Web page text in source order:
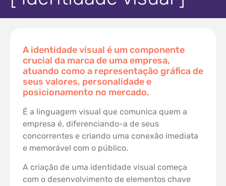
A identidade visual é um componente
crucial da marca de uma empresa,
atuando como a representação gráfica de
seus valores, personalidade e
posicionamento no mercado.
É a linguagem visual que comunica quem a
empresa é, diferenciando-a de seus
concorrentes e criando uma conexão imediata
e memorável com o público.
A criação de uma identidade visual começa
com o desenvolvimento de elementos chave